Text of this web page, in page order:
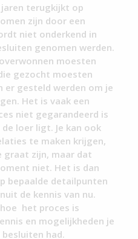
terugkijkt op
zijn door een
niet onderkend in
genomen werden.
moesten
gezocht moesten
er gesteld werden om je
Het is vaak een
niet gegarandeerd is
loer ligt. Je kan ook
te maken krijgen,
graat zijn, maar dat
niet. Het is dan
bepaalde detailpunten
de kennis van nu.
het proces is
en mogelijkheden je
had.